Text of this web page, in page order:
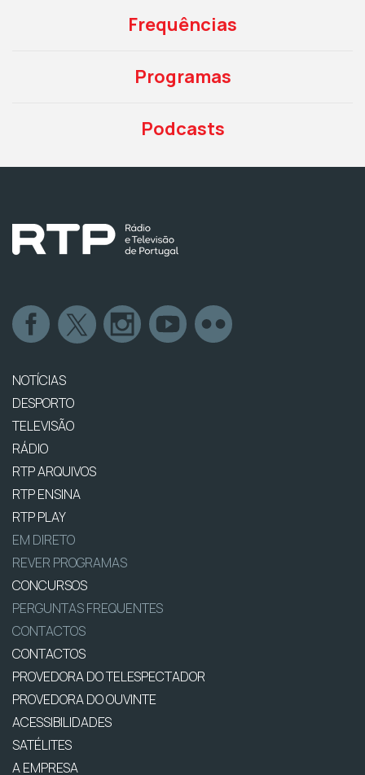
Frequências
Programas
Podcasts
NOTÍCIAS
DESPORTO
TELEVISÃO
RÁDIO
RTP ARQUIVOS
RTP ENSINA
RTP PLAY
EM DIRETO
REVER PROGRAMAS
CONCURSOS
PERGUNTAS FREQUENTES
CONTACTOS
CONTACTOS
PROVEDORA DO TELESPECTADOR
PROVEDORA DO OUVINTE
ACESSIBILIDADES
SATÉLITES
A EMPRESA